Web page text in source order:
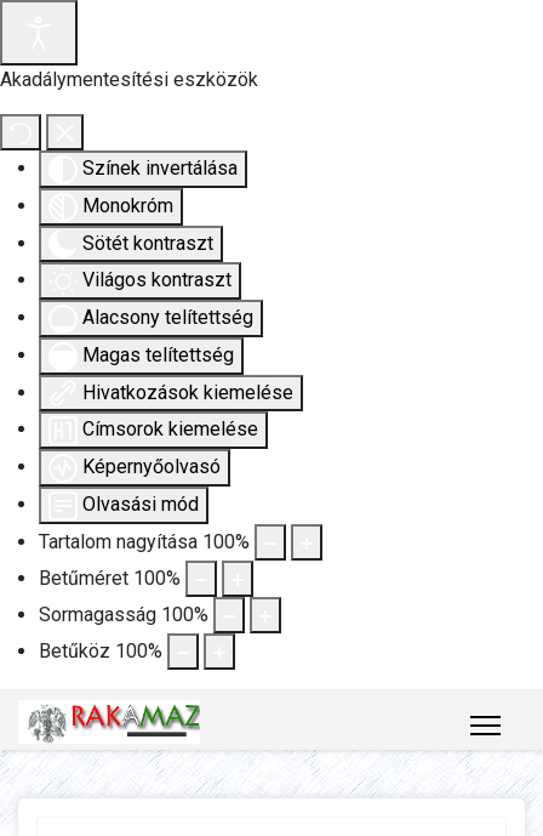
Akadálymentesítési eszközök
Színek invertálása
Monokróm
Sötét kontraszt
Világos kontraszt
Alacsony telítettség
Magas telítettség
Hivatkozások kiemelése
Címsorok kiemelése
Képernyőolvasó
Olvasási mód
Tartalom nagyítása 100%
Betűméret 100%
Sormagasság 100%
Betűköz 100%